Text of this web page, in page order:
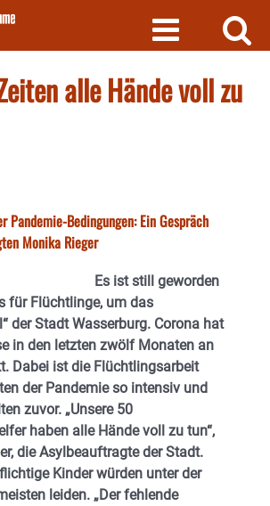
alle Hände voll zu
Pandemie-Bedingungen: Ein Gespräch
Monika Rieger
Es ist still geworden
für Flüchtlinge, um das
der Stadt Wasserburg. Corona hat
in den letzten zwölf Monaten an
Dabei ist die Flüchtlingsarbeit
der Pandemie so intensiv und
zuvor. „Unsere 50
haben alle Hände voll zu tun“,
die Asylbeauftragte der Stadt.
Kinder würden unter der
leiden. „Der fehlende